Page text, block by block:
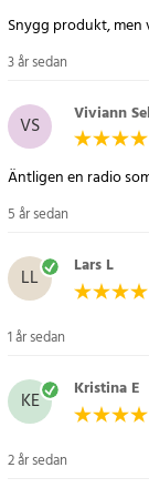
hoppa över, spela
Bluetooth-
kvalitet, dess
innovativa
Artikelnummer:
Snygg produkt, men
3 år sedan
VS Viviann
Äntligen en radio
5 år sedan
LL Lars L
1 år sedan
KE Kristina E
2 år sedan